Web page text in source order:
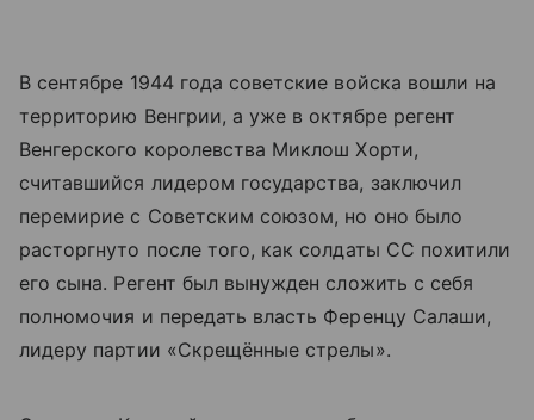
В сентябре 1944 года советские войска вошли на
территорию Венгрии, а уже в октябре регент
Венгерского королевства Миклош Хорти,
считавшийся лидером государства, заключил
перемирие с Советским союзом, но оно было
расторгнуто после того, как солдаты СС похитили
его сына. Регент был вынужден сложить с себя
полномочия и передать власть Ференцу Салаши,
лидеру партии «Скрещённые стрелы».